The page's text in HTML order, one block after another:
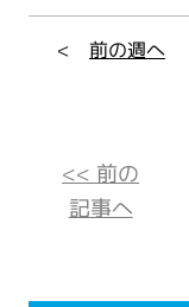
< 前の週へ
<< 前の
記事へ